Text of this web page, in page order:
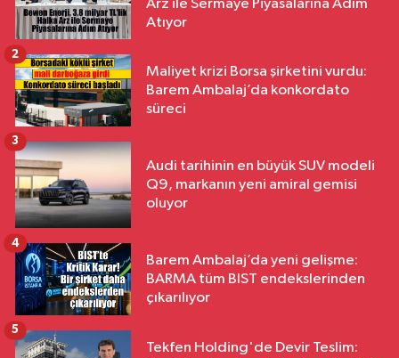
Arz ile Sermaye Piyasalarına Adım
Atıyor
Maliyet krizi Borsa şirketini vurdu:
Barem Ambalaj’da konkordato
süreci
2
Audi tarihinin en büyük SUV modeli
Q9, markanın yeni amiral gemisi
oluyor
3
Barem Ambalaj’da yeni gelişme:
BARMA tüm BIST endekslerinden
çıkarılıyor
4
Tekfen Holding'de Devir Teslim:
5